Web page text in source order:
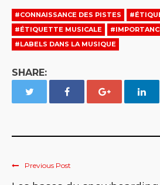
#CONNAISSANCE DES PISTES
#ÉTIQUETTE MUSICALE
#LABELS DANS LA MUSIQUE
SHARE:
Previous Post